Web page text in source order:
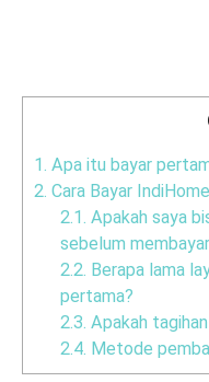
1. Apa itu bayar
2. Cara Bayar
2.1. Apakah saya
sebelum
2.2. Berapa lama
pertama?
2.3. Apakah
2.4. Metode